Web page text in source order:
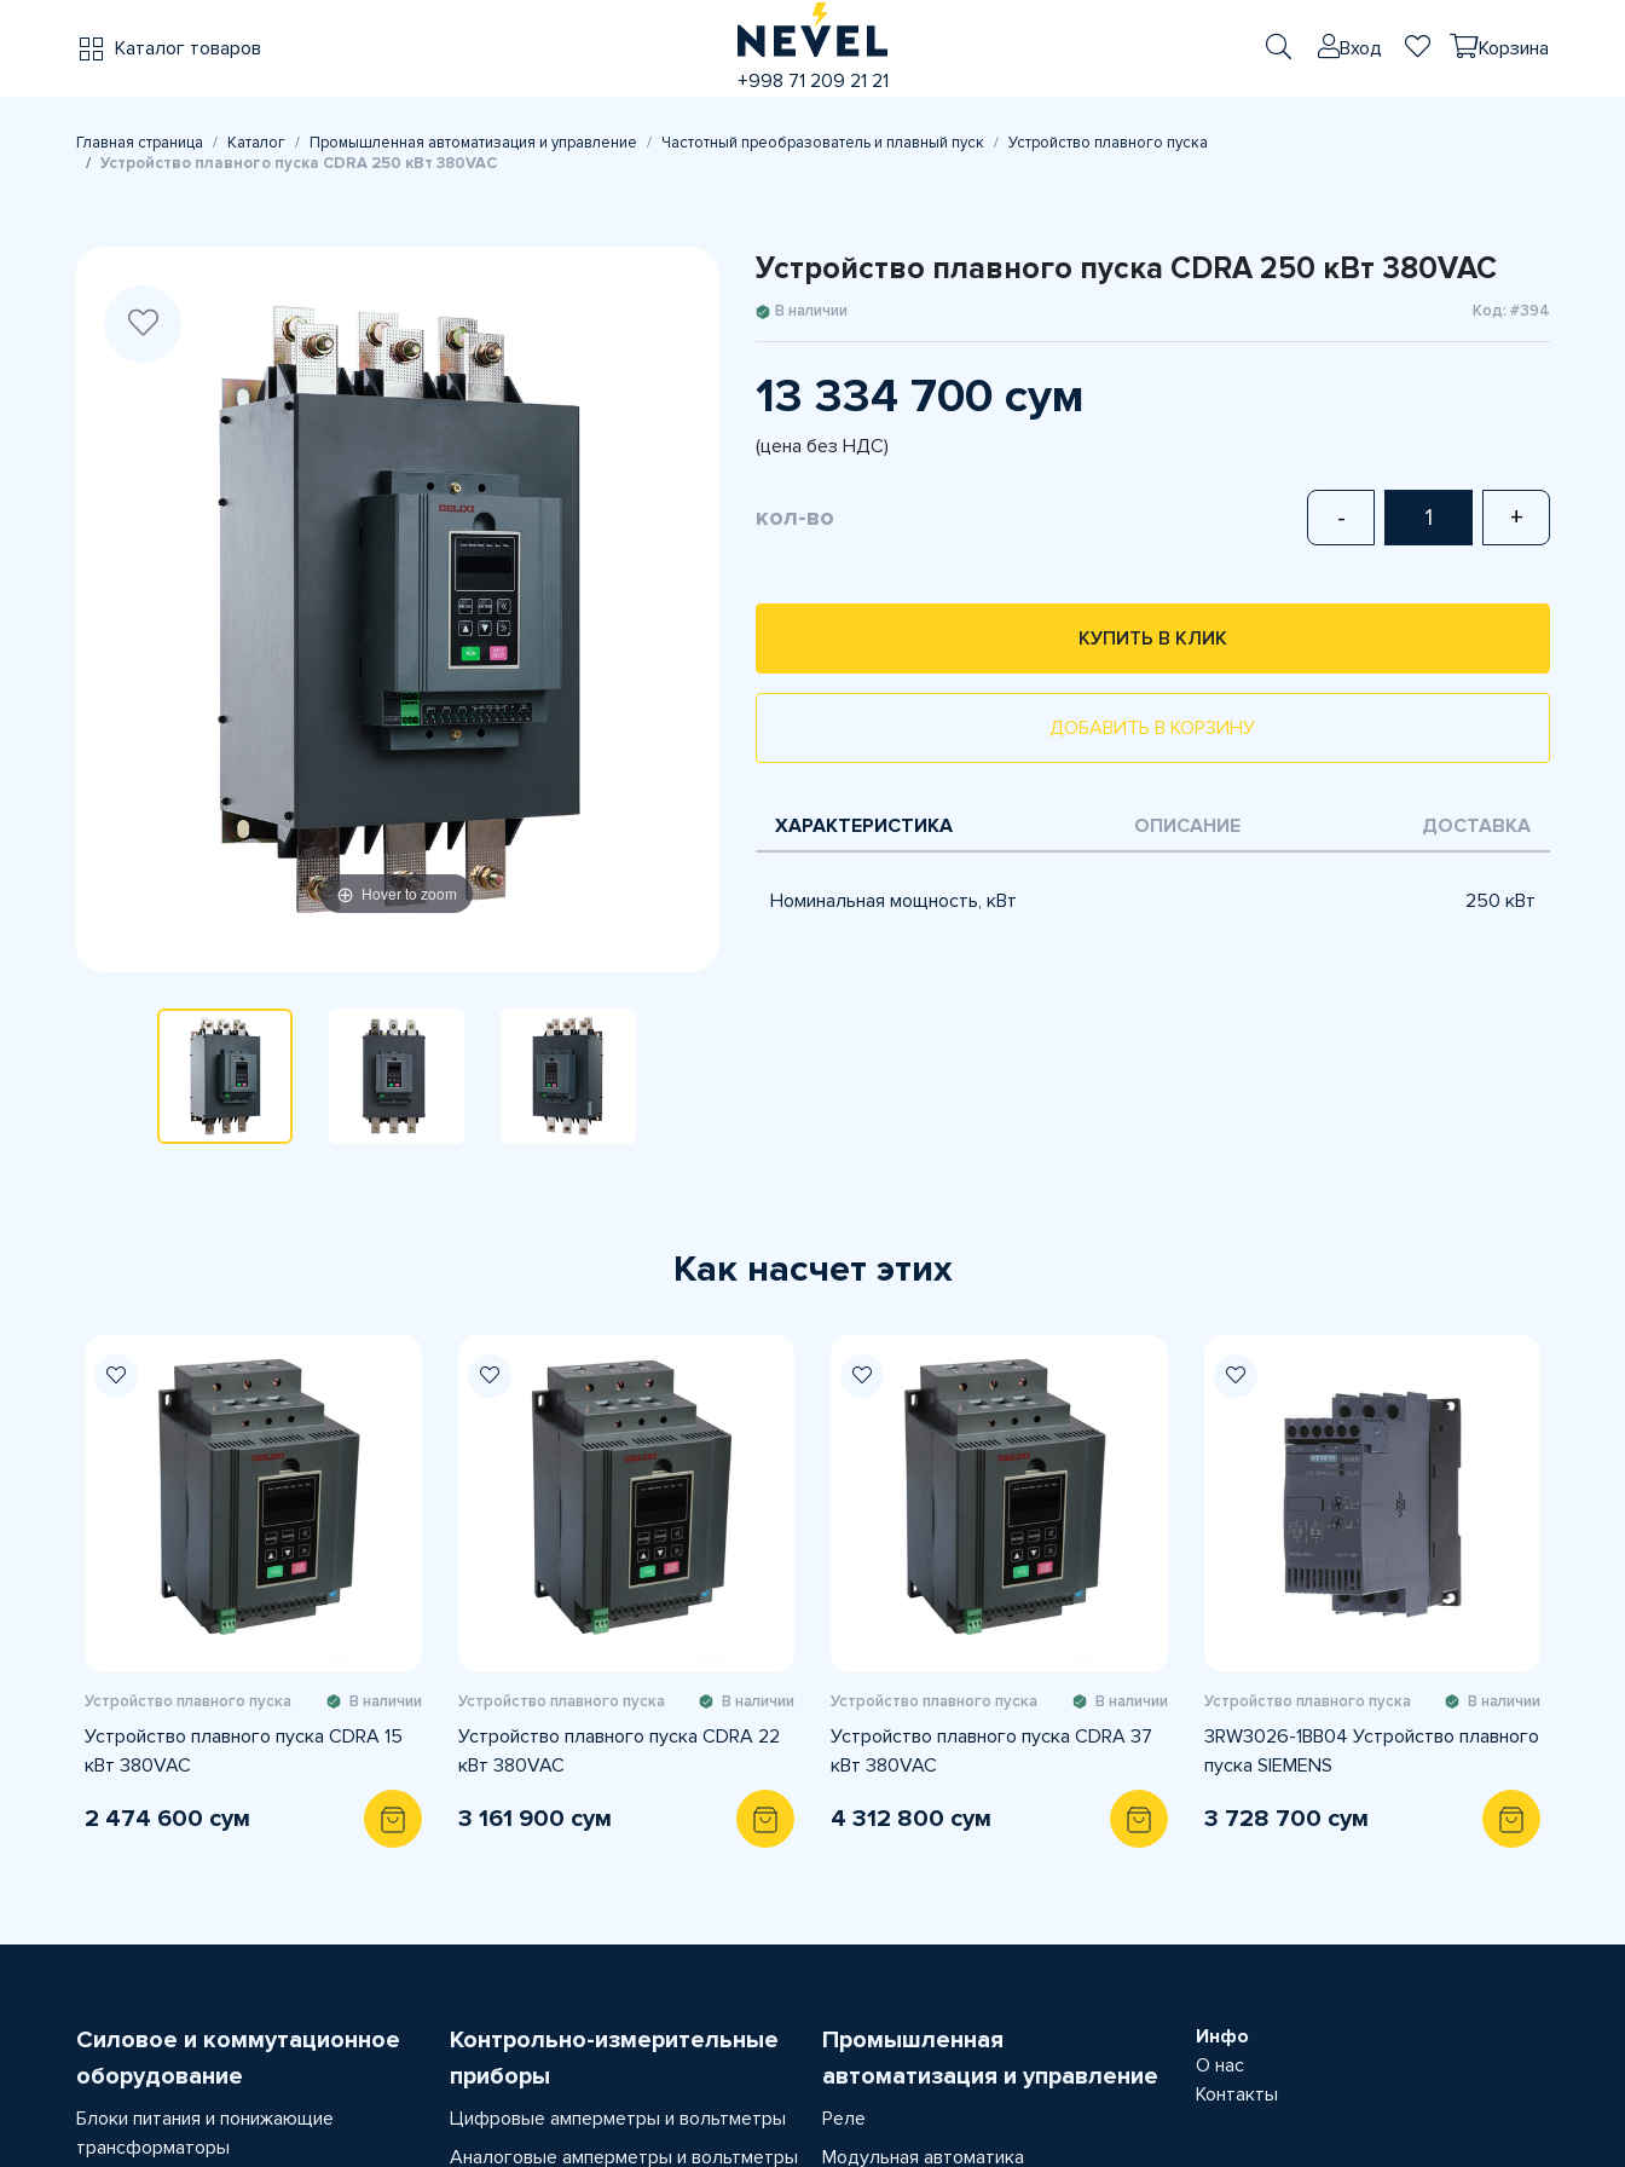
Каталог товаров
+998 71 209 21 21
Вход Корзина
Главная страница Каталог Промышленная автоматизация и управление Частотный преобразователь и плавный пуск
Устройство плавного пуска
Устройство плавного пуска CDRA 250 кВт 380VAC
Hover to zoom
Устройство плавного пуска CDRA 250 кВт 380VAC
В наличии Код: #394
13 334 700 сум
(цена без НДС)
кол-во - +
КУПИТЬ В КЛИК
ДОБАВИТЬ В КОРЗИНУ
ХАРАКТЕРИСТИКА ОПИСАНИЕ ДОСТАВКА
Номинальная мощность, кВт 250 кВт
Как насчет этих
Устройство плавного пуска В наличии
Устройство плавного пуска CDRA 15
кВт 380VAC
2 474 600 сум
Устройство плавного пуска В наличии
Устройство плавного пуска CDRA 22
кВт 380VAC
3 161 900 сум
Устройство плавного пуска В наличии
Устройство плавного пуска CDRA 37
кВт 380VAC
4 312 800 сум
Устройство плавного пуска В наличии
3RW3026-1BB04 Устройство плавного
пуска SIEMENS
3 728 700 сум
Силовое и коммутационное
оборудование
Блоки питания и понижающие
трансформаторы
Контрольно-измерительные
приборы
Цифровые амперметры и вольтметры
Аналоговые амперметры и вольтметры
Промышленная
автоматизация и управление
Реле
Модульная автоматика
Инфо
О нас
Контакты